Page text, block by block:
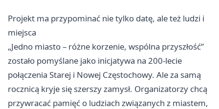
Projekt ma przypominać nie tylko datę, ale też ludzi i
miejsca
„Jedno miasto – różne korzenie, wspólna przyszłość”
zostało pomyślane jako inicjatywa na 200-lecie
połączenia Starej i Nowej Częstochowy. Ale za samą
rocznicą kryje się szerszy zamysł. Organizatorzy chcą
przywracać pamięć o ludziach związanych z miastem,